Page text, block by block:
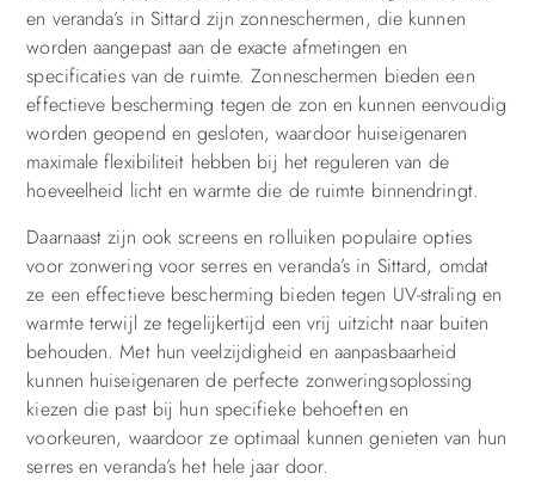
en veranda’s in Sittard zijn zonneschermen, die kunnen
worden aangepast aan de exacte afmetingen en
specificaties van de ruimte. Zonneschermen bieden een
effectieve bescherming tegen de zon en kunnen eenvoudig
worden geopend en gesloten, waardoor huiseigenaren
maximale flexibiliteit hebben bij het reguleren van de
hoeveelheid licht en warmte die de ruimte binnendringt.
Daarnaast zijn ook screens en rolluiken populaire opties
voor zonwering voor serres en veranda’s in Sittard, omdat
ze een effectieve bescherming bieden tegen UV-straling en
warmte terwijl ze tegelijkertijd een vrij uitzicht naar buiten
behouden. Met hun veelzijdigheid en aanpasbaarheid
kunnen huiseigenaren de perfecte zonweringsoplossing
kiezen die past bij hun specifieke behoeften en
voorkeuren, waardoor ze optimaal kunnen genieten van hun
serres en veranda’s het hele jaar door.